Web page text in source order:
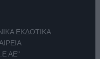
ΕΚΔΟΤΙΚΑ
ΑΕ"